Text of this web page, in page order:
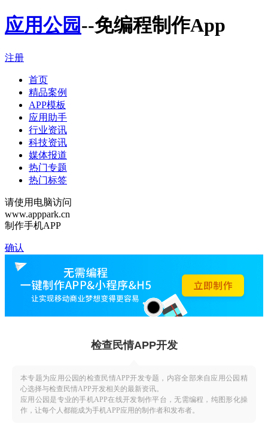
应用公园--免编程制作App
注册
首页
精品案例
APP模板
应用助手
行业资讯
科技资讯
媒体报道
热门专题
热门标签
请使用电脑访问
www.apppark.cn
制作手机APP
确认
检查民情APP开发
本专题为应用公园的检查民情APP开发专题，内容全部来自应用公园精
心选择与检查民情APP开发相关的最新资讯。
应用公园是专业的手机APP在线开发制作平台，无需编程，纯图形化操
作，让每个人都能成为手机APP应用的制作者和发布者。